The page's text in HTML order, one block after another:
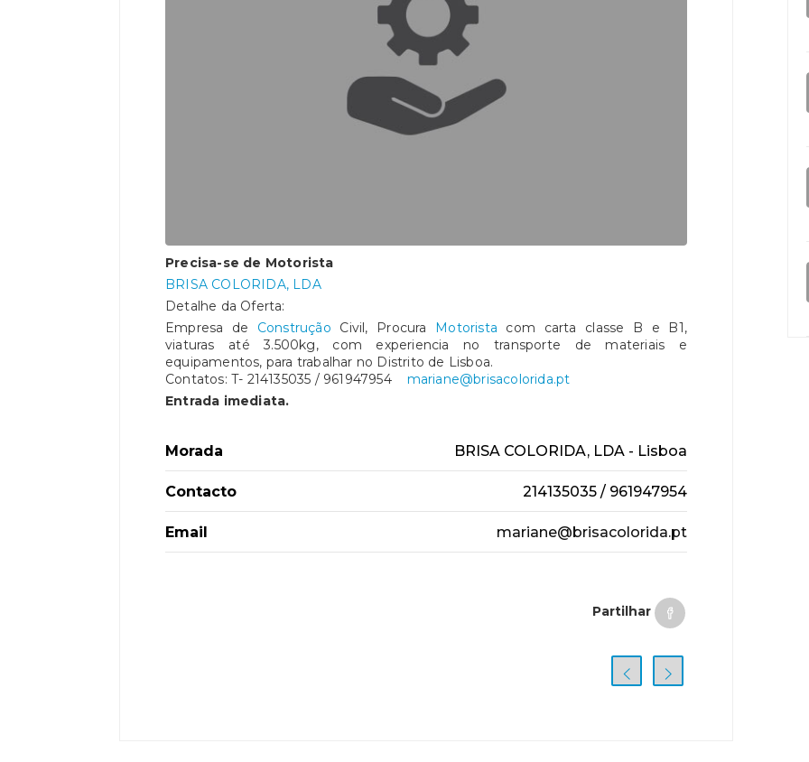
Precisa-se de Motorista
BRISA COLORIDA, LDA
Detalhe da Oferta:
Empresa de Construção Civil, Procura Motorista com carta classe B e B1,
viaturas até 3.500kg, com experiencia no transporte de materiais e
equipamentos, para trabalhar no Distrito de Lisboa.
Contatos: T- 214135035 / 961947954 mariane@brisacolorida.pt
Entrada imediata.
Morada BRISA COLORIDA, LDA - Lisboa
Contacto 214135035 / 961947954
Email mariane@brisacolorida.pt
Partilhar